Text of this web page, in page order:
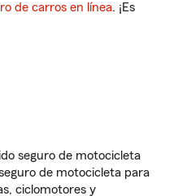
de carros en línea. ¡Es
seguro de motocicleta
de motocicleta para
ciclomotores y